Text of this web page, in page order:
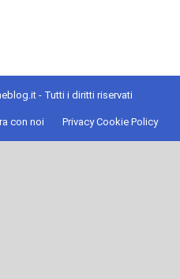
- Tutti i diritti riservati
con noi Privacy Cookie Policy